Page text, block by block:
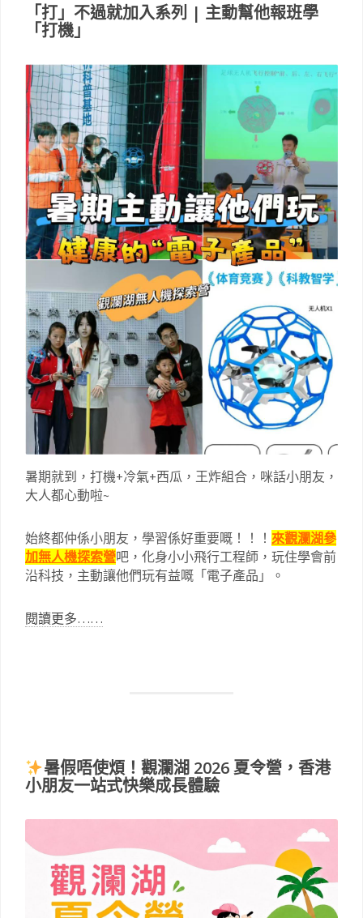
「打」不過就加入系列 | 主動幫他報班學
「打機」
暑期就到，打機+冷氣+西瓜，王炸組合，咪話小朋友，
大人都心動啦~
始終都仲係小朋友，學習係好重要嘅！！！ 來觀瀾湖參
加無人機探索營吧，化身小小飛行工程師，玩住學會前
沿科技，主動讓他們玩有益嘅「電子產品」。
閱讀更多……
暑假唔使煩！觀瀾湖 2026 夏令營，香港
小朋友一站式快樂成長體驗